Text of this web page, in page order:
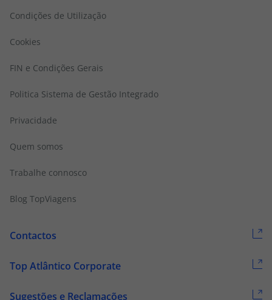
Condições de Utilização
Cookies
FIN e Condições Gerais
Politica Sistema de Gestão Integrado
Privacidade
Quem somos
Trabalhe connosco
Blog TopViagens
Contactos
Top Atlântico Corporate
Sugestões e Reclamações